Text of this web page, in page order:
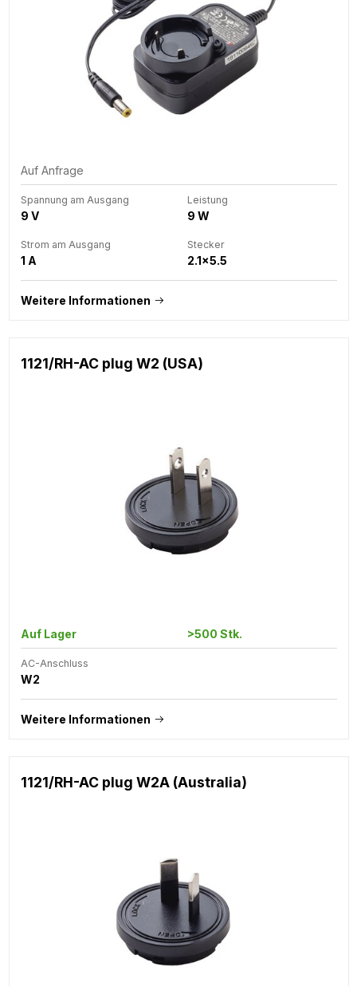
Auf Anfrage
Spannung am Ausgang
9 V
Leistung
9 W
Strom am Ausgang
1 A
Stecker
2.1x5.5
Weitere Informationen
1121/RH-AC plug W2 (USA)
Auf Lager >500 Stk.
AC-Anschluss
W2
Weitere Informationen
1121/RH-AC plug W2A (Australia)